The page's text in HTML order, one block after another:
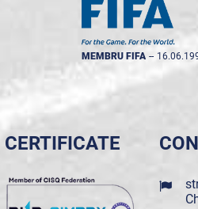
MEMBRU FIFA --
CERTIFICATE